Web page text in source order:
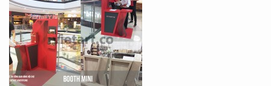
THIẾT KẾ THI CÔNG
MẪU GIAN KITCHEN
KONCEPT